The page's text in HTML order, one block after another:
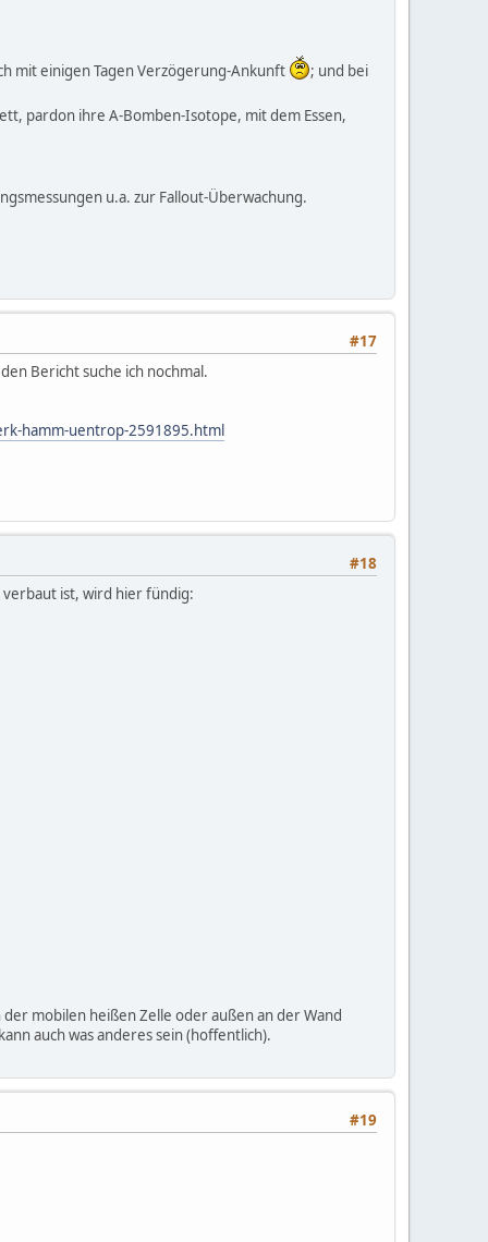
mit einigen Tagen Verzögerung-Ankunft ; und bei
pardon ihre A-Bomben-Isotope, mit dem Essen,
u.a. zur Fallout-Überwachung.
#17
Bericht suche ich nochmal.
hamm-uentrop-2591895.html
#18
verbaut ist, wird hier fündig:
mobilen heißen Zelle oder außen an der Wand
auch was anderes sein (hoffentlich).
#19